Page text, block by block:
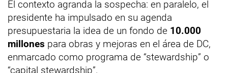
El contexto agranda la sospecha: en paralelo, el
presidente ha impulsado en su agenda
presupuestaria la idea de un fondo de 10.000
millones para obras y mejoras en el área de DC,
enmarcado como programa de “stewardship” o
“capital stewardship”.